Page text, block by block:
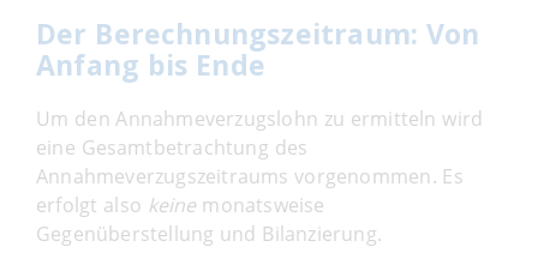
Der Berechnungszeitraum: Von
Anfang bis Ende
Um den Annahmeverzugslohn zu ermitteln wird
eine Gesamtbetrachtung des
Annahmeverzugszeitraums vorgenommen. Es
erfolgt also keine monatsweise
Gegenüberstellung und Bilanzierung.